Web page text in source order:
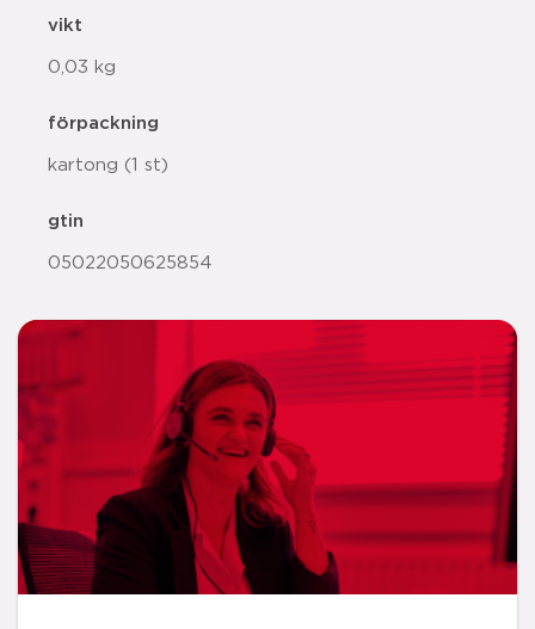
vikt
0,03 kg
förpackning
kartong (1 st)
gtin
05022050625854